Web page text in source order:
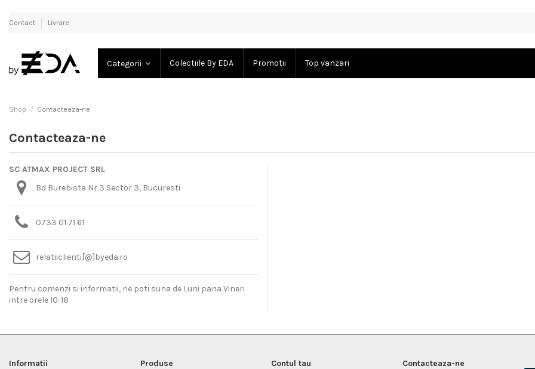
Contact Livrare
Categorii Colectiile By EDA Promotii Top vanzari
Shop Contacteaza-ne
Contacteaza-ne
SC ATMAX PROJECT SRL
Bd Burebista Nr 3 Sector 3, Bucuresti
0733 01 71 61
relatiiclienti[@]byeda.ro
Pentru comenzi si informatii, ne poti suna de Luni pana Vineri
intre orele 10-18
Informatii Produse Contul tau Contacteaza-ne